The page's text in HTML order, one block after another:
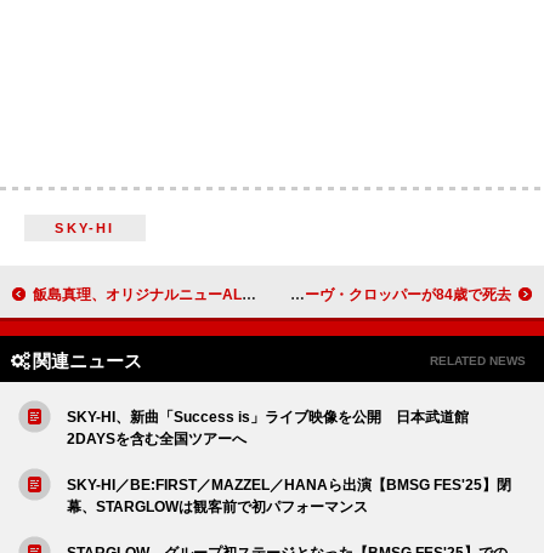
SKY-HI
飯島真理、オリジナルニューAL発売決定 ブッカー・T＆ザ・MG'sの伝説的ギタリスト、スティーヴ・クロッパーが84歳で死去
関連ニュース RELATED NEWS
SKY-HI、新曲「Success is」ライブ映像を公開 日本武道館
2DAYSを含む全国ツアーへ
SKY-HI／BE:FIRST／MAZZEL／HANAら出演【BMSG FES'25】閉
幕、STARGLOWは観客前で初パフォーマンス